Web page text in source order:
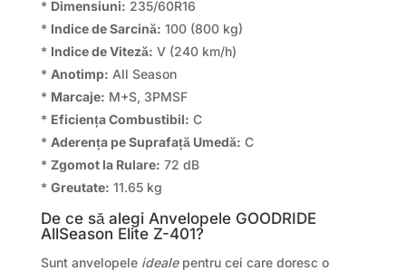
* Dimensiuni: 235/60R16
* Indice de Sarcină: 100 (800 kg)
* Indice de Viteză: V (240 km/h)
* Anotimp: All Season
* Marcaje: M+S, 3PMSF
* Eficiența Combustibil: C
* Aderența pe Suprafață Umedă: C
* Zgomot la Rulare: 72 dB
* Greutate: 11.65 kg
De ce să alegi Anvelopele GOODRIDE
AllSeason Elite Z-401?
Sunt anvelopele idealepentru cei care doresc o